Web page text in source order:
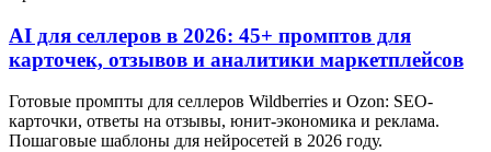
AI для селлеров в 2026: 45+ промптов для
карточек, отзывов и аналитики маркетплейсов
Готовые промпты для селлеров Wildberries и Ozon: SEO-
карточки, ответы на отзывы, юнит-экономика и реклама.
Пошаговые шаблоны для нейросетей в 2026 году.